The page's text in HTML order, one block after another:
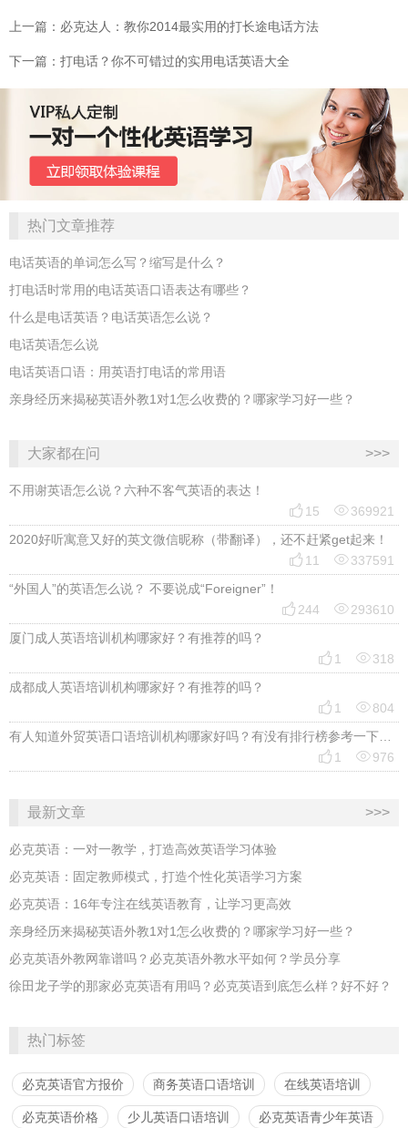
上一篇：必克达人：教你2014最实用的打长途电话方法
下一篇：打电话？你不可错过的实用电话英语大全
热门文章推荐
电话英语的单词怎么写？缩写是什么？
打电话时常用的电话英语口语表达有哪些？
什么是电话英语？电话英语怎么说？
电话英语怎么说
电话英语口语：用英语打电话的常用语
亲身经历来揭秘英语外教1对1怎么收费的？哪家学习好一些？
大家都在问 >>>
不用谢英语怎么说？六种不客气英语的表达！
 15 369921
2020好听寓意又好的英文微信昵称（带翻译），还不赶紧get起来！
 11 337591
“外国人”的英语怎么说？ 不要说成“Foreigner”！
 244 293610
厦门成人英语培训机构哪家好？有推荐的吗？
 1 318
成都成人英语培训机构哪家好？有推荐的吗？
 1 804
有人知道外贸英语口语培训机构哪家好吗？有没有排行榜参考一下？最好说下费用
 1 976
最新文章 >>>
必克英语：一对一教学，打造高效英语学习体验
必克英语：固定教师模式，打造个性化英语学习方案
必克英语：16年专注在线英语教育，让学习更高效
亲身经历来揭秘英语外教1对1怎么收费的？哪家学习好一些？
必克英语外教网靠谱吗？必克英语外教水平如何？学员分享
​徐田龙子学的那家必克英语有用吗？必克英语到底怎么样？好不好？
热门标签
必克英语官方报价 商务英语口语培训 在线英语培训
必克英语价格 少儿英语口语培训 必克英语青少年英语